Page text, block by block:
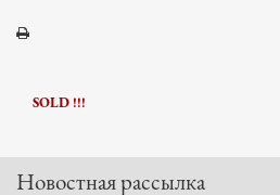
SOLD !!!
Новостная рассылка